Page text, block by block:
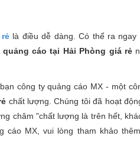
là điều dễ dàng. Có thể ra ngay
cáo tại Hải Phòng giá rẻ
công ty quảng cáo MX - một
chất lượng. Chúng tôi đã hoạt
châm "chất lượng là trên hết,
MX, vui lòng tham khảo